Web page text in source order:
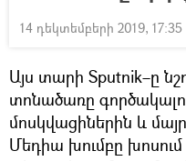
14 դեկտեմբերի 2019, 17:35
Այս տարի Sputnik–ը
տոնածառը
մոսկվացիներին և
Մեդիա խումբը խոսում